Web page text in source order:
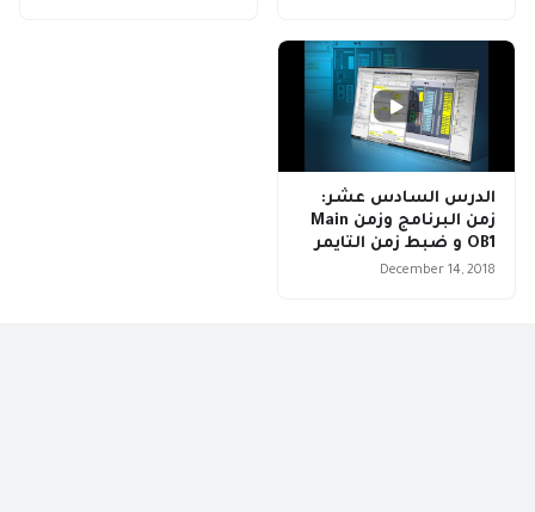
الدرس السادس عشر:
زمن البرنامج وزمن Main
OB1 و ضبط زمن التايمر
December 14, 2018